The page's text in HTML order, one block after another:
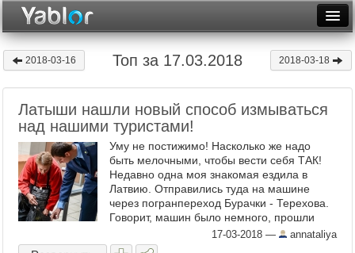
Месяц
Рейтинги
Архив
Фототоп
2018-03-16 Топ за 17.03.2018 2018-03-18
Латыши нашли новый способ измываться
над нашими туристами!
Уму не постижимо! Насколько же надо
быть мелочными, чтобы вести себя ТАК!
Недавно одна моя знакомая ездила в
Латвию. Отправились туда на машине
через погранпереход Бурачки - Терехова.
Говорит, машин было немного, прошли
быстро. Но! Наблюдала собственными
глазами, как по указанию латышских ...
17-03-2018 — annataliya